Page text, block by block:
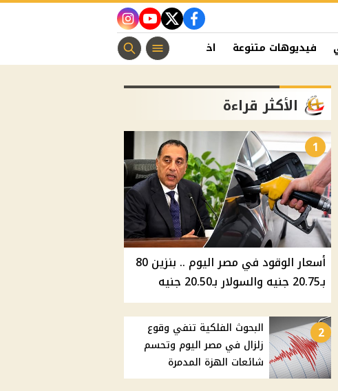
facebook
twitter
youtube
instagram
فيديوهات متنوعة اخبار الفن منوعات مسيحية
الأكثر قراءة
1
أسعار الوقود في مصر اليوم .. بنزين 80
بـ20.75 جنيه والسولار بـ20.50 جنيه
2
البحوث الفلكية تنفي وقوع
زلزال في مصر اليوم وتحسم
شائعات الهزة المدمرة